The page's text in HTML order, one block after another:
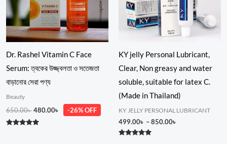
Dr. Rashel Vitamin C Face
Serum: ত্বকের উজ্জ্বলতা ও সতেজতা
বাড়ানোর সেরা পণ্য
Beauty
650.00৳480.00৳ -26% OFF
KY jelly Personal Lubricant,
Clear, Non greasy and water
soluble, suitable for latex C.
(Made in Thailand)
KY JELLY PERSONAL LUBRICANT
499.00৳ –850.00৳